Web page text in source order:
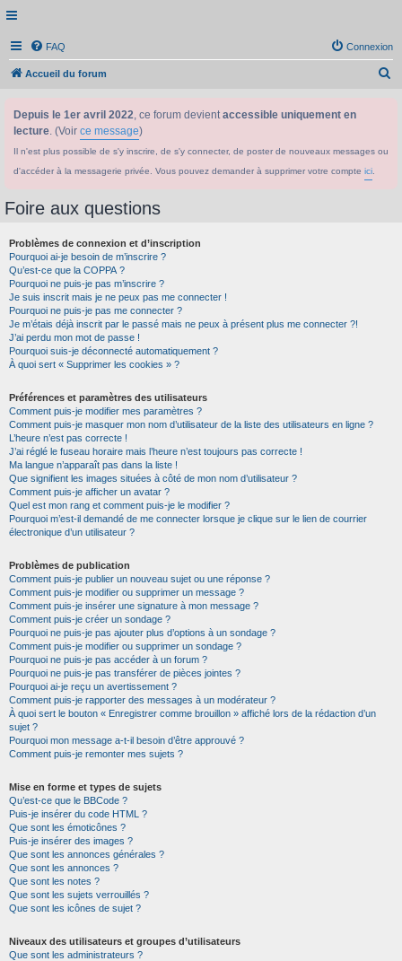
FAQ Connexion
Accueil du forum
Depuis le 1er avril 2022, ce forum devientaccessible uniquement en
lecture. (Voir ce message)
Il n'est plus possible de s'y inscrire, de s'y connecter, de poster de nouveaux messages ou
d'accéder à la messagerie privée. Vous pouvez demander à supprimer votre compte ici
Foire aux questions
Problèmes de connexion et d’inscription
Pourquoi ai-je besoin de m’inscrire ?
Qu’est-ce que la COPPA ?
Pourquoi ne puis-je pas m’inscrire ?
Je suis inscrit mais je ne peux pas me connecter !
Pourquoi ne puis-je pas me connecter ?
Je m’étais déjà inscrit par le passé mais ne peux à présent plus me connecter ?!
J’ai perdu mon mot de passe !
Pourquoi suis-je déconnecté automatiquement ?
À quoi sert « Supprimer les cookies » ?
Préférences et paramètres des utilisateurs
Comment puis-je modifier mes paramètres ?
Comment puis-je masquer mon nom d’utilisateur de la liste des utilisateurs en ligne ?
L’heure n’est pas correcte !
J’ai réglé le fuseau horaire mais l’heure n’est toujours pas correcte !
Ma langue n’apparaît pas dans la liste !
Que signifient les images situées à côté de mon nom d’utilisateur ?
Comment puis-je afficher un avatar ?
Quel est mon rang et comment puis-je le modifier ?
Pourquoi m’est-il demandé de me connecter lorsque je clique sur le lien de courrier
électronique d’un utilisateur ?
Problèmes de publication
Comment puis-je publier un nouveau sujet ou une réponse ?
Comment puis-je modifier ou supprimer un message ?
Comment puis-je insérer une signature à mon message ?
Comment puis-je créer un sondage ?
Pourquoi ne puis-je pas ajouter plus d’options à un sondage ?
Comment puis-je modifier ou supprimer un sondage ?
Pourquoi ne puis-je pas accéder à un forum ?
Pourquoi ne puis-je pas transférer de pièces jointes ?
Pourquoi ai-je reçu un avertissement ?
Comment puis-je rapporter des messages à un modérateur ?
À quoi sert le bouton « Enregistrer comme brouillon » affiché lors de la rédaction d’un
sujet ?
Pourquoi mon message a-t-il besoin d’être approuvé ?
Comment puis-je remonter mes sujets ?
Mise en forme et types de sujets
Qu’est-ce que le BBCode ?
Puis-je insérer du code HTML ?
Que sont les émoticônes ?
Puis-je insérer des images ?
Que sont les annonces générales ?
Que sont les annonces ?
Que sont les notes ?
Que sont les sujets verrouillés ?
Que sont les icônes de sujet ?
Niveaux des utilisateurs et groupes d’utilisateurs
Que sont les administrateurs ?